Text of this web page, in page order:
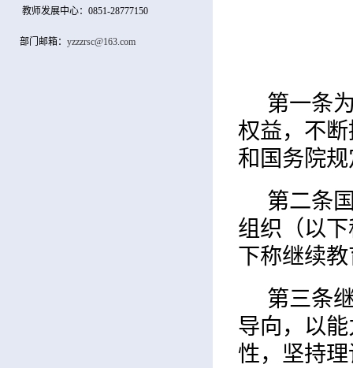
教师发展中心：0851-28777150
部门邮箱：yzzzrsc@163.com
第一条
权益，不
和国务院
第二条
组织（以
下称继续
第三条
导向，以
性，坚持